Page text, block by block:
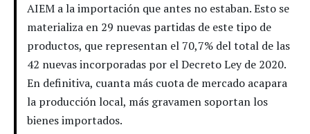
AIEM a la importación que antes no estaban. Esto se
materializa en 29 nuevas partidas de este tipo de
productos, que representan el 70,7% del total de las
42 nuevas incorporadas por el Decreto Ley de 2020.
En definitiva, cuanta más cuota de mercado acapara
la producción local, más gravamen soportan los
bienes importados.